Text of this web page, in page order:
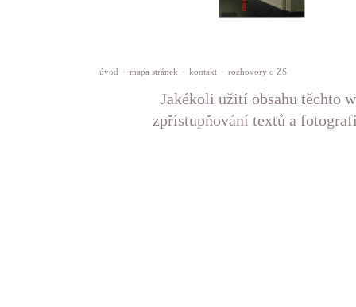
úvod · mapa stránek · kontakt · rozhovory o ZS
Jakékoli užití obsahu těchto
zpřístupňování textů a